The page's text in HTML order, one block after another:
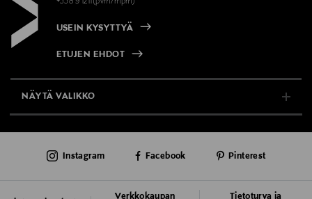
+358 9 1211(pvm/mpm)
USEIN KYSYTTYÄ
ETUJEN EHDOT
NÄYTÄ VALIKKO
AJANKOHTAISTA
Verkkokaupan Tietoturva ja
Instagram Facebook Pinterest